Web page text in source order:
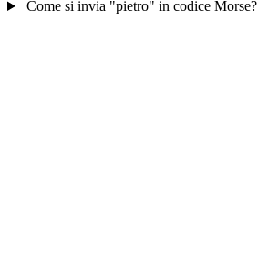
Come si invia "pietro" in codice Morse?